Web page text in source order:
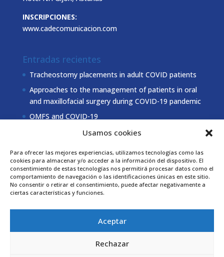
Usamos cookies
Para ofrecer las mejores experiencias, utilizamos tecnologías como las
cookies para almacenar y/o acceder a la información del dispositivo. El
consentimiento de estas tecnologías nos permitirá procesar datos como el
comportamiento de navegación o las identificaciones únicas en este sitio.
No consentir o retirar el consentimiento, puede afectar negativamente a
ciertas características y funciones.
Aceptar
Rechazar
INSCRIPCIONES:
www.cadecomunicacion.com
Entradas recientes
Tracheostomy placements in adult COVID patients
Approaches to the management of patients in oral
and maxillofacial surgery during COVID-19 pandemic
OMFS and COVID-19
Coordinación Secomnor
Tel. 981 178 000
secretaria@secomnor.es